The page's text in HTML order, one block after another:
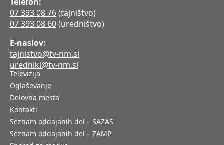
07 393 08 76(tajništvo)
07 393 08 60(uredništvo)
E-naslov:
tajnistvo@tv-nm.si
uredniki@tv-nm.si
Televizija
Oglaševanje
Delovna mesta
Kontakti
Seznam oddajanih del – SAZAS
Seznam oddajanih del – ZAMP